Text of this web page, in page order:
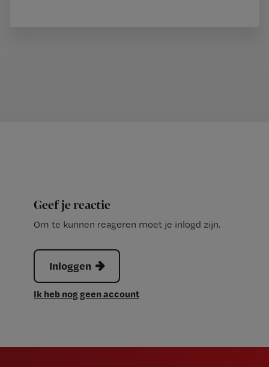
Geef je reactie
Om te kunnen reageren moet je inlogd zijn.
Inloggen
Ik heb nog geen account